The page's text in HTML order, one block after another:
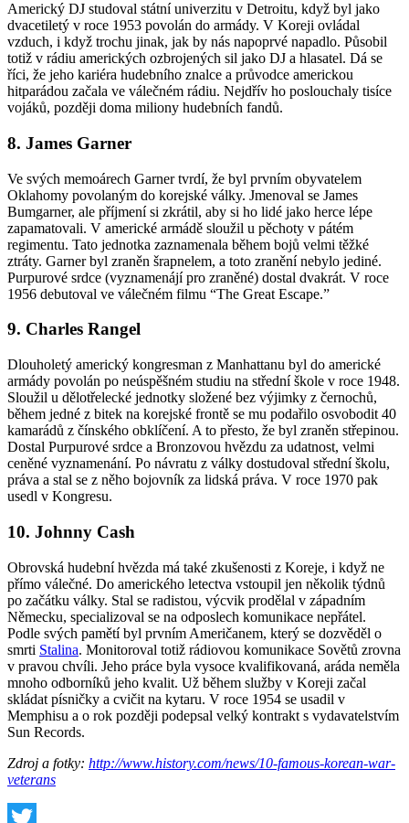
Americký DJ studoval státní univerzitu v Detroitu, když byl jako
dvacetiletý v roce 1953 povolán do armády. V Koreji ovládal
vzduch, i když trochu jinak, jak by nás napoprvé napadlo. Působil
totiž v rádiu amerických ozbrojených sil jako DJ a hlasatel. Dá se
říci, že jeho kariéra hudebního znalce a průvodce americkou
hitparádou začala ve válečném rádiu. Nejdřív ho poslouchaly tisíce
vojáků, později doma miliony hudebních fandů.
8. James Garner
Ve svých memoárech Garner tvrdí, že byl prvním obyvatelem
Oklahomy povolaným do korejské války. Jmenoval se James
Bumgarner, ale příjmení si zkrátil, aby si ho lidé jako herce lépe
zapamatovali. V americké armádě sloužil u pěchoty v pátém
regimentu. Tato jednotka zaznamenala během bojů velmi těžké
ztráty. Garner byl zraněn šrapnelem, a toto zranění nebylo jediné.
Purpurové srdce (vyznamenájí pro zraněné) dostal dvakrát. V roce
1956 debutoval ve válečném filmu “The Great Escape.”
9. Charles Rangel
Dlouholetý americký kongresman z Manhattanu byl do americké
armády povolán po neúspěšném studiu na střední škole v roce 1948.
Sloužil u dělotřelecké jednotky složené bez výjimky z černochů,
během jedné z bitek na korejské frontě se mu podařilo osvobodit 40
kamarádů z čínského obklíčení. A to přesto, že byl zraněn střepinou.
Dostal Purpurové srdce a Bronzovou hvězdu za udatnost, velmi
ceněné vyznamenání. Po návratu z války dostudoval střední školu,
práva a stal se z něho bojovník za lidská práva. V roce 1970 pak
usedl v Kongresu.
10. Johnny Cash
Obrovská hudební hvězda má také zkušenosti z Koreje, i když ne
přímo válečné. Do amerického letectva vstoupil jen několik týdnů
po začátku války. Stal se radistou, výcvik prodělal v západním
Německu, specializoval se na odposlech komunikace nepřátel.
Podle svých pamětí byl prvním Američanem, který se dozvěděl o
smrti Stalina. Monitoroval totiž rádiovou komunikace Sovětů zrovna
v pravou chvíli. Jeho práce byla vysoce kvalifikovaná, aráda neměla
mnoho odborníků jeho kvalit. Už během služby v Koreji začal
skládat písničky a cvičit na kytaru. V roce 1954 se usadil v
Memphisu a o rok později podepsal velký kontrakt s vydavatelstvím
Sun Records.
Zdroj a fotky: http://www.history.com/news/10-famous-korean-war-
veterans